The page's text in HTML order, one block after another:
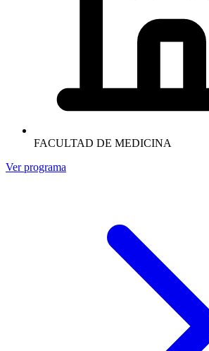
FACULTAD DE MEDICINA
Ver programa